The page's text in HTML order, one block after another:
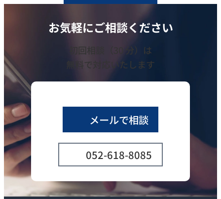
お気軽にご相談ください
初回相談（30 分）は
無料で対応いたします
メールで相談
052-618-8085